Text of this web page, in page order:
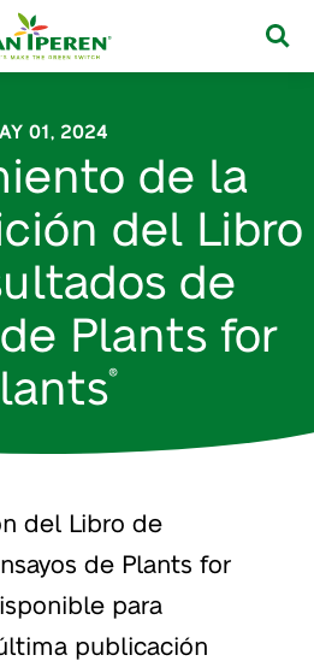
01, 2024
de la
del Libro
de
Plants for
®
del Libro de
de Plants for
para
publicación